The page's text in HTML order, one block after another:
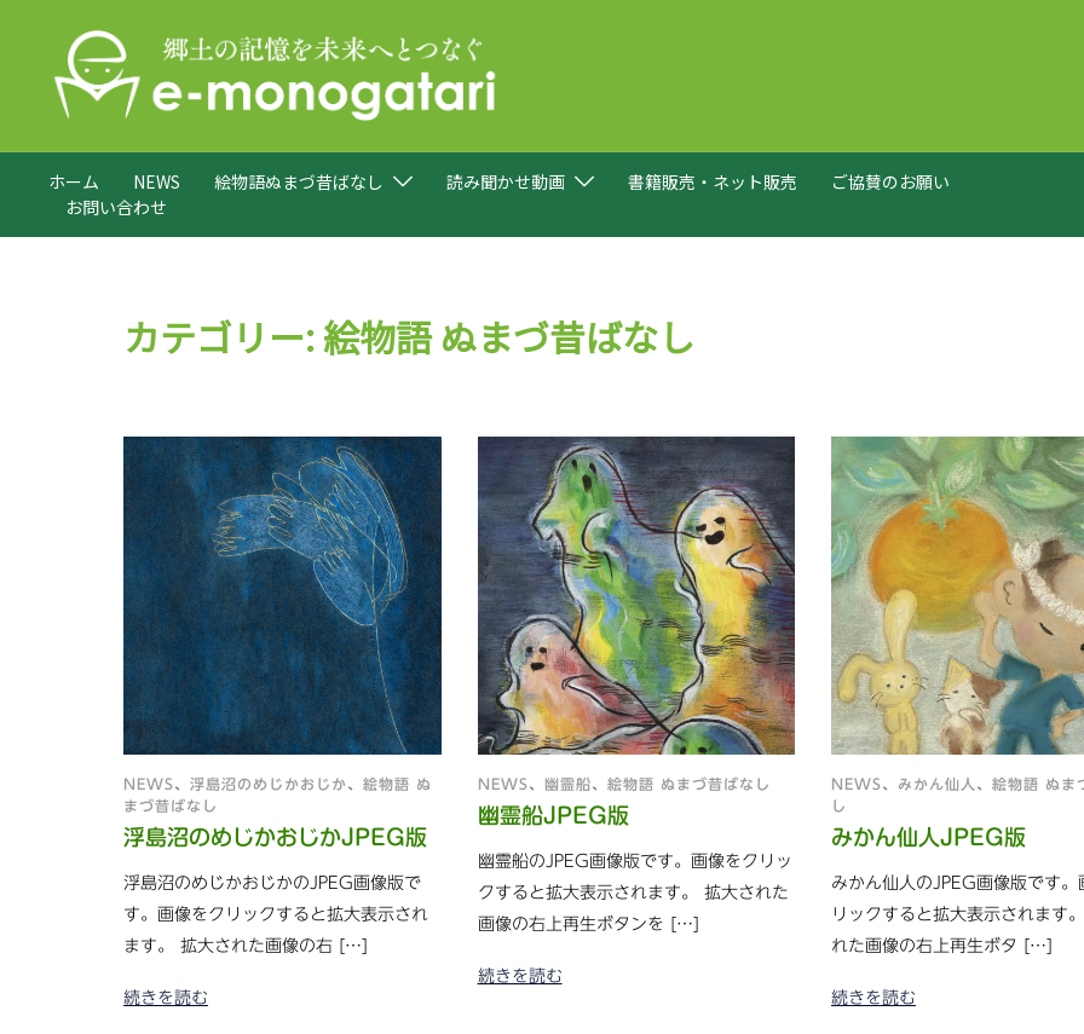
へ
ッ
ホーム NEWS 絵物語ぬまづ昔ばなし 読み聞かせ動画 書籍販売・ネット販売
ご協賛のお願い
お問い合わせ
カテゴリー:絵物語 ぬまづ昔ばなし
NEWS、 浮島沼のめじかおじか 、 絵物語 ぬ
まづ昔ばなし
浮島沼のめじかおじかJPEG版
浮島沼のめじかおじかのJPEG画像版で
す。画像をクリックすると拡大表示され
ます。 拡大された画像の右 […]
続きを読む
NEWS、 幽霊船、 絵物語 ぬまづ昔ばなし
幽霊船JPEG版
幽霊船のJPEG画像版です。画像をクリッ
クすると拡大表示されます。 拡大された
画像の右上再生ボタンを […]
続きを読む
NEWS、 みかん仙人 、 絵物語 ぬま
し
みかん仙人JPEG版
みかん仙人のJPEG画像版です。
リックすると拡大表示されます
れた画像の右上再生ボタ […]
続きを読む